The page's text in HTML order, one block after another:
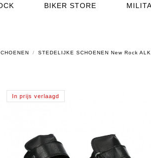
BIKER STORE
STEDELIJKE SCHOENEN New Rock
In prijs verlaagd